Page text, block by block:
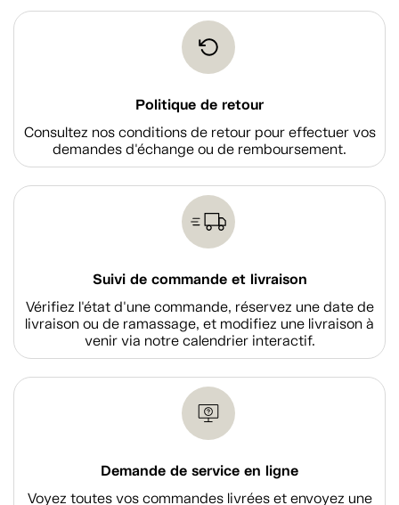
Politique de retour
Consultez nos conditions de retour pour effectuer vos
demandes d'échange ou de remboursement.
Suivi de commande et livraison
Vérifiez l'état d'une commande, réservez une date de
livraison ou de ramassage, et modifiez une livraison à
venir via notre calendrier interactif.
Demande de service en ligne
Voyez toutes vos commandes livrées et envoyez une